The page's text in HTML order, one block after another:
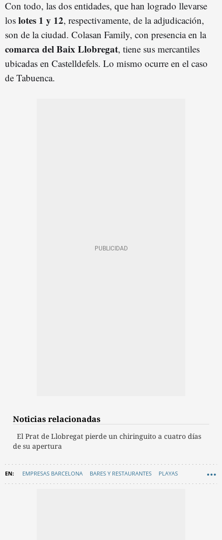
Con todo, las dos entidades, que han logrado llevarse
los lotes 1 y 12, respectivamente, de la adjudicación,
son de la ciudad. Colasan Family, con presencia en la
comarca del Baix Llobregat, tiene sus mercantiles
ubicadas en Castelldefels. Lo mismo ocurre en el caso
de Tabuenca.
Noticias relacionadas
El Prat de Llobregat pierde un chiringuito a cuatro días
de su apertura
EMPRESAS BARCELONA BARES Y RESTAURANTES PLAYAS